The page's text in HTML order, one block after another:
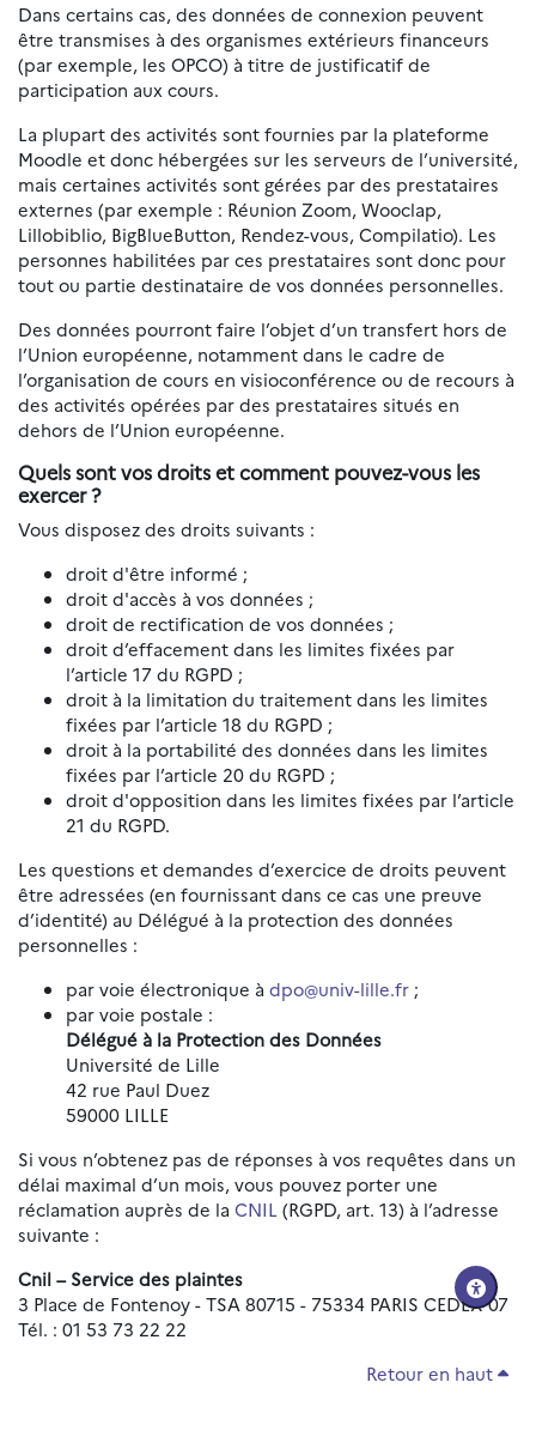
Dans certains cas, des données de connexion peuvent
être transmises à des organismes extérieurs financeurs
(par exemple, les OPCO) à titre de justificatif de
participation aux cours.
La plupart des activités sont fournies par la plateforme
Moodle et donc hébergées sur les serveurs de l’université,
mais certaines activités sont gérées par des prestataires
externes (par exemple : Réunion Zoom, Wooclap,
Lillobiblio, BigBlueButton, Rendez-vous, Compilatio). Les
personnes habilitées par ces prestataires sont donc pour
tout ou partie destinataire de vos données personnelles.
Des données pourront faire l’objet d’un transfert hors de
l’Union européenne, notamment dans le cadre de
l’organisation de cours en visioconférence ou de recours à
des activités opérées par des prestataires situés en
dehors de l’Union européenne.
Quels sont vos droits et comment pouvez-vous les
exercer ?
Vous disposez des droits suivants :
droit d'être informé ;
droit d'accès à vos données ;
droit de rectification de vos données ;
droit d’effacement dans les limites fixées par
l’article 17 du RGPD ;
droit à la limitation du traitement dans les limites
fixées par l’article 18 du RGPD ;
droit à la portabilité des données dans les limites
fixées par l’article 20 du RGPD ;
droit d'opposition dans les limites fixées par l’article
21 du RGPD.
Les questions et demandes d’exercice de droits peuvent
être adressées (en fournissant dans ce cas une preuve
d’identité) au Délégué à la protection des données
personnelles :
par voie électronique à dpo@univ-lille.fr ;
par voie postale :
Délégué à la Protection des Données
Université de Lille
42 rue Paul Duez
59000 LILLE
Si vous n’obtenez pas de réponses à vos requêtes dans un
délai maximal d’un mois, vous pouvez porter une
réclamation auprès de la CNIL (RGPD, art. 13) à l’adresse
suivante :
Cnil – Service des plaintes
3 Place de Fontenoy - TSA 80715 - 75334 PARIS CEDEX 07
Tél. : 01 53 73 22 22
Retour en haut